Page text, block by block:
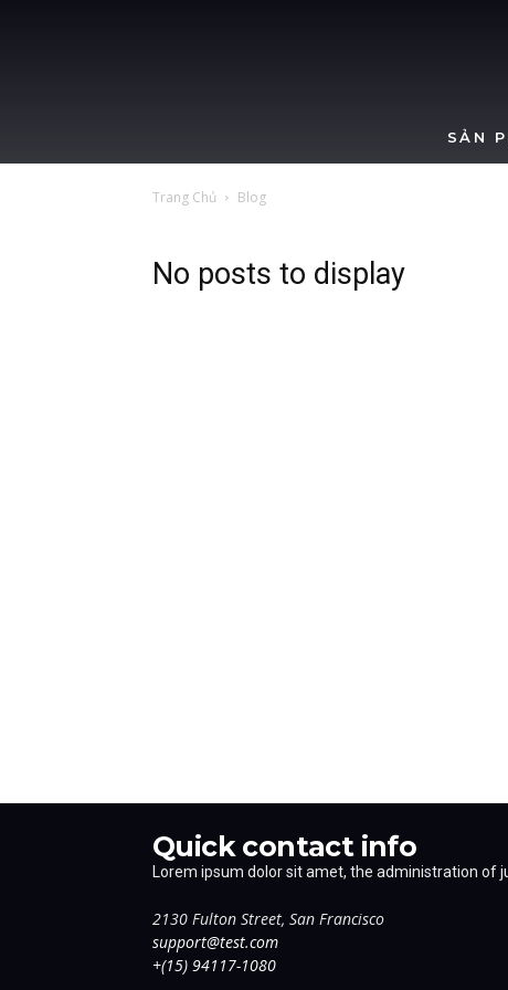
SẢN
Trang Chủ Blog
No posts to display
Quick contact info
Lorem ipsum dolor sit amet, the administration of
2130 Fulton Street, San Francisco
support@test.com
+(15) 94117-1080